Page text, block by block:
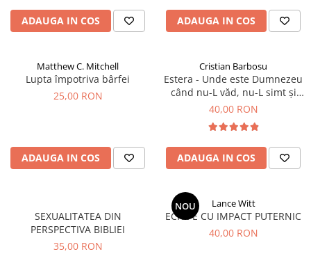
ADAUGA IN COS ADAUGA IN COS
Matthew C. Mitchell
Lupta împotriva bârfei
25,00 RON
ADAUGA IN COS
Cristian Barbosu
Estera - Unde este Dumnezeu
când nu-L văd, nu-L simt și
nu-l aud?
40,00 RON
ADAUGA IN COS
SEXUALITATEA DIN
PERSPECTIVA BIBLIEI
35,00 RON
NOU Lance Witt
ECHIPE CU IMPACT PUTERNIC
40,00 RON